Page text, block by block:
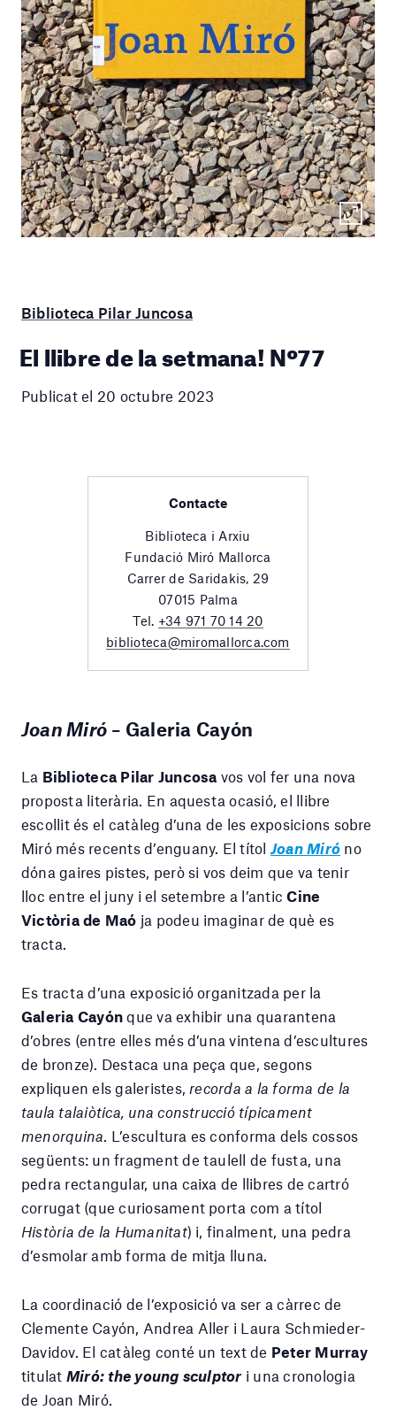
Biblioteca Pilar Juncosa
El llibre de la setmana! Nº77
Publicat el 20 octubre 2023
Contacte
Biblioteca i Arxiu
Fundació Miró Mallorca
Carrer de Saridakis, 29
07015 Palma
Tel. +34 971 70 14 20
biblioteca@miromallorca.com
Joan Miró – Galeria Cayón
La Biblioteca Pilar Juncosa vos vol fer una nova
proposta literària. En aquesta ocasió, el llibre
escollit és el catàleg d’una de les exposicions sobre
Miró més recents d’enguany. El títol Joan Miró no
dóna gaires pistes, però si vos deim que va tenir
lloc entre el juny i el setembre a l’anticCine
Victòria de Maó ja podeu imaginar de què es
tracta.
Es tracta d’una exposició organitzada per la
Galeria Cayón que va exhibir una quarantena
d’obres (entre elles més d’una vintena d’escultures
de bronze). Destaca una peça que, segons
expliquen els galeristes, recorda a la forma de la
taula talaiòtica, una construcció típicament
menorquina. L’escultura es conforma dels cossos
següents: un fragment de taulell de fusta, una
pedra rectangular, una caixa de llibres de cartró
corrugat (que curiosament porta com a títol
Història de la Humanitat) i, finalment, una pedra
d’esmolar amb forma de mitja lluna.
La coordinació de l’exposició va ser a càrrec de
Clemente Cayón, Andrea Aller i Laura Schmieder-
Davidov. El catàleg conté un text de Peter Murray
titulat Miró: the young sculptor i una cronologia
de Joan Miró.